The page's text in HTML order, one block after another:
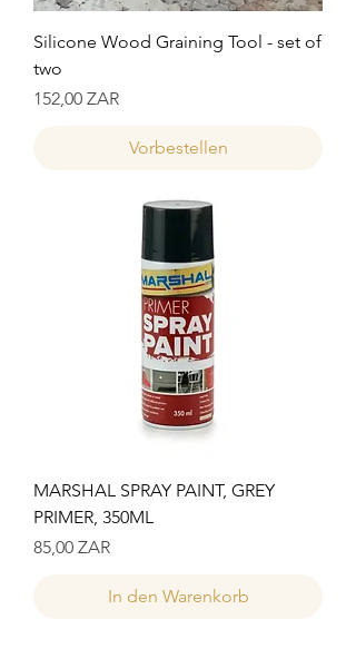
Silicone Wood Graining Tool - set of
two
Preis
152,00 ZAR
Vorbestellen
MARSHAL SPRAY PAINT, GREY
PRIMER, 350ML
Preis
85,00 ZAR
In den Warenkorb